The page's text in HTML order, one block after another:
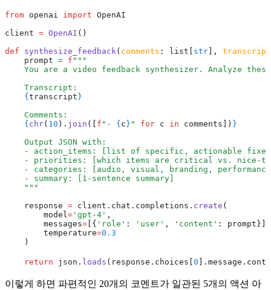
from openai import OpenAI
client = OpenAI ()
def synthesize_feedback( comments : list str ],
transcript
    prompt
= f """
You are a video feedback synthesizer. Analyze
    Transcript:
    {
transcript }
    Comments:
    {
chr( 10 ). join ([ f "- { c } " for c in comments]) }
    Output JSON with:
- action_items: [list of specific, actionable
- priorities: [which items are critical vs. nice-
- categories: [audio, visual, branding,
    - summary: [1-sentence summary]
    """
    response
= client . chat . completions . create (
        model
= 'gpt-4' ,
        messages
= [{ 'role' : 'user' , 'content' : prompt}],
        temperature
=0.3
    )
    return
json . loads (response.choices[ 0
이렇게 하면 파편적인 20개의 코멘트가 일관된 5개의 액션 아